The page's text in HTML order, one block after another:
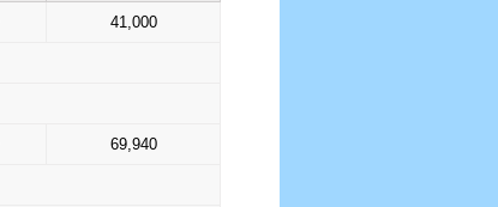
41,000
69,940